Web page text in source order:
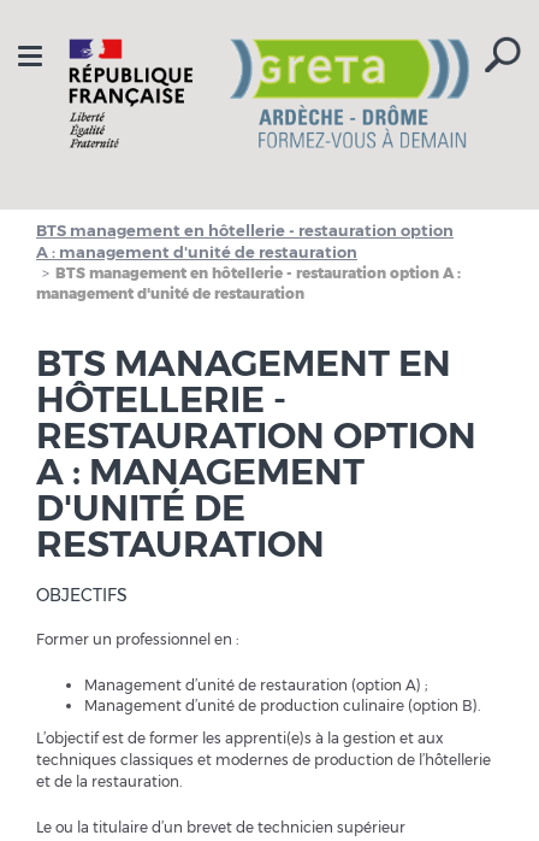
Toggle
navigation
BTS management en hôtellerie - restauration option
A : management d'unité de restauration
BTS management en hôtellerie - restauration option A :
management d'unité de restauration
BTS MANAGEMENT EN
HÔTELLERIE -
RESTAURATION OPTION
A : MANAGEMENT
D'UNITÉ DE
RESTAURATION
OBJECTIFS
Former un professionnel en :
Management d’unité de restauration (option A) ;
Management d’unité de production culinaire (option B).
L’objectif est de former les apprenti(e)s à la gestion et aux
techniques classiques et modernes de production de l’hôtellerie
et de la restauration.
Le ou la titulaire d’un brevet de technicien supérieur